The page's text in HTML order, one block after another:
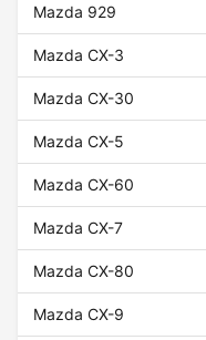
Mazda 929
Mazda CX-3
Mazda CX-30
Mazda CX-5
Mazda CX-60
Mazda CX-7
Mazda CX-80
Mazda CX-9